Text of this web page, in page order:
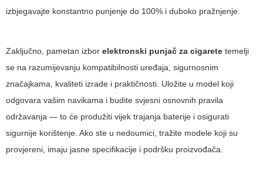
izbjegavajte konstantno punjenje do 100% i duboko pražnjenje.
Zaključno, pametan izbor elektronski punjač za cigarete temelji
se na razumijevanju kompatibilnosti uređaja, sigurnosnim
značajkama, kvaliteti izrade i praktičnosti. Uložite u model koji
odgovara vašim navikama i budite svjesni osnovnih pravila
održavanja — to će produžiti vijek trajanja baterije i osigurati
sigurnije korištenje. Ako ste u nedoumici, tražite modele koji su
provjereni, imaju jasne specifikacije i podršku proizvođača.